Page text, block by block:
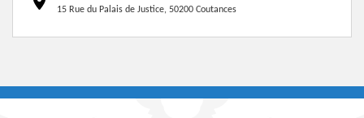
15 Rue du Palais de Justice, 50200 Coutances